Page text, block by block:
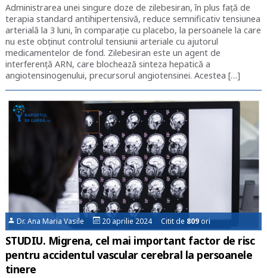
Administrarea unei singure doze de zilebesiran, în plus faţă de
terapia standard antihipertensivă, reduce semnificativ tensiunea
arterială la 3 luni, în comparație cu placebo, la persoanele la care
nu este obţinut controlul tensiunii arteriale cu ajutorul
medicamentelor de fond. Zilebesiran este un agent de
interferență ARN, care blochează sinteza hepatică a
angiotensinogenului, precursorul angiotensinei. Acestea […]
Dr. Ana Maria Vasile 20 aprilie 2024 Citit de 809ori
STUDIU. Migrena, cel mai important factor de risc
pentru accidentul vascular cerebral la persoanele
tinere